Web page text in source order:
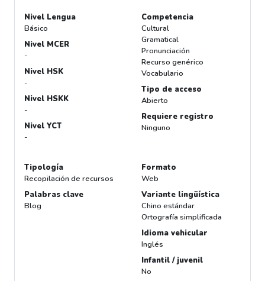
Nivel Lengua
Básico
Nivel MCER
-
Nivel HSK
-
Nivel HSKK
-
Nivel YCT
-
Competencia
Cultural
Gramatical
Pronunciación
Recurso genérico
Vocabulario
Tipo de acceso
Abierto
Requiere registro
Ninguno
Tipología
Recopilación de recursos
Palabras clave
Blog
Formato
Web
Variante lingüística
Chino estándar
Ortografía simplificada
Idioma vehicular
Inglés
Infantil / juvenil
No